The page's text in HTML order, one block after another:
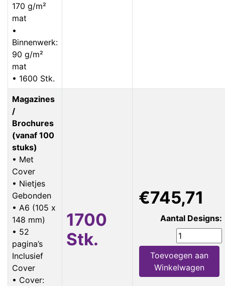
170 g/m²
mat
•
Binnenwerk:
90 g/m²
mat
• 1600 Stk.
Magazines
/
Brochures
(vanaf 100
stuks)
• Met
Cover
• Nietjes
Gebonden
• A6 (105 x
148 mm)
• 52
pagina’s
Inclusief
Cover
• Cover:
1700
Stk.
€745,71
Aantal Designs:
Toevoegen aan
Winkelwagen